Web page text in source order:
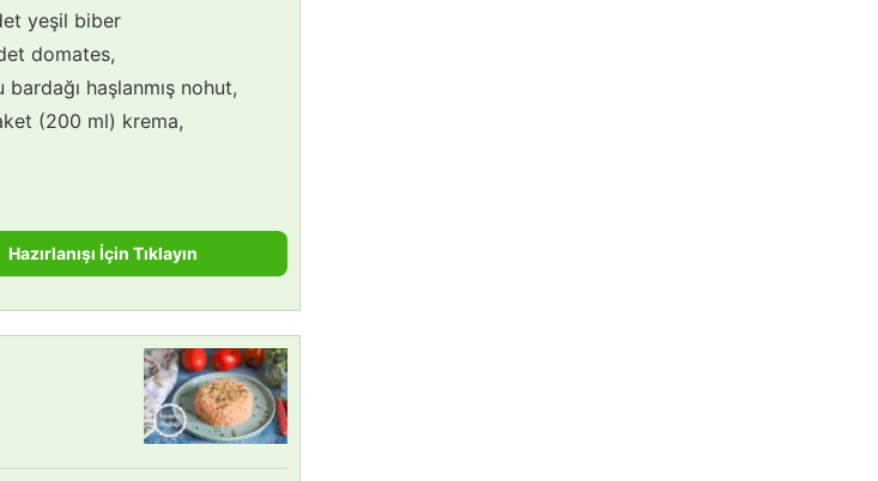
yeşil biber
domates,
bardağı haşlanmış nohut,
(200 ml) krema,
Hazırlanışı İçin Tıklayın